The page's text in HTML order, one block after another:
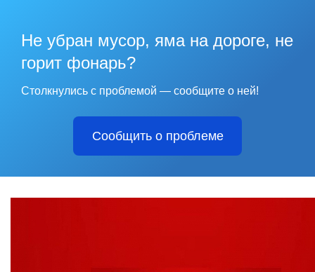
Не убран мусор, яма на дороге, не
горит фонарь?
Столкнулись с проблемой — сообщите о ней!
Сообщить о проблеме